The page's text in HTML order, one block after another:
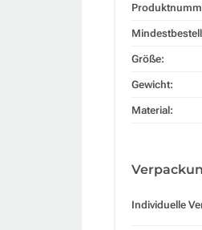
Größe:
Gewicht:
Material:
Individuelle